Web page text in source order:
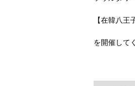
【在韓八王
を開催して